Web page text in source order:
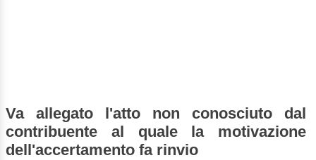
Va allegato l'atto non conosciuto dal
contribuente al quale la motivazione
dell'accertamento fa rinvio